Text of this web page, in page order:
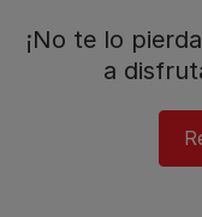
¡No te lo
a